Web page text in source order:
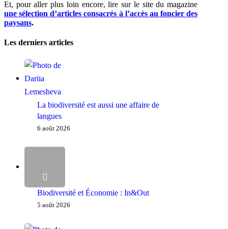
Et, pour aller plus loin encore, lire sur le site du magazine
une sélection d’articles consacrés à l’accès au foncier des
paysans.
Les derniers articles
La biodiversité est aussi une affaire de
langues
6 août 2026
Biodiversité et Économie : In&Out
5 août 2026